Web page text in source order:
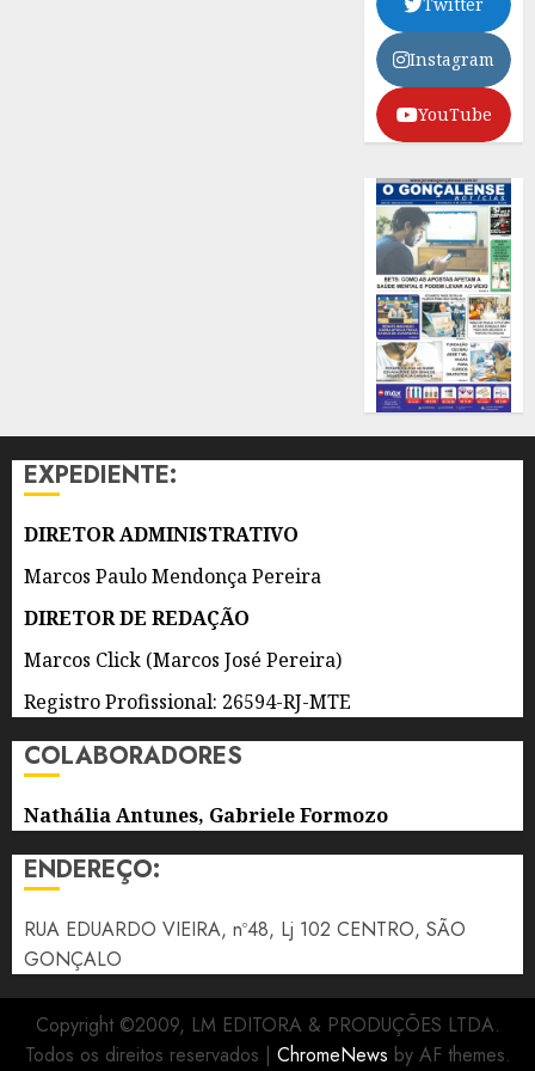
Instagram
YouTube
EXPEDIENTE:
DIRETOR ADMINISTRATIVO
Marcos Paulo Mendonça Pereira
DIRETOR DE REDAÇÃO
Marcos Click (Marcos José Pereira)
Registro Profissional: 26594-RJ-MTE
COLABORADORES
Nathália Antunes, Gabriele Formozo
ENDEREÇO:
RUA EDUARDO VIEIRA, nº48, Lj 102 CENTRO, SÃO
GONÇALO
Copyright ©2009, LM EDITORA & PRODUÇÕES LTDA.
Todos os direitos reservados | ChromeNews by AF themes.